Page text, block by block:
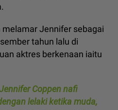
Jennifer sebagai
tahun lalu di
aktres berkenaan iaitu
Coppen nafi
lelaki ketika muda,